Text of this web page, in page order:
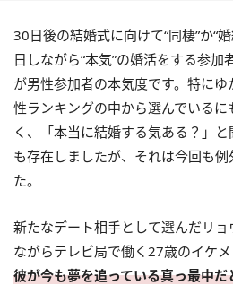
30日後の結婚式に向けて“同棲”か“
日しながら“本気”の婚活をする参
が男性参加者の本気度です。特に
性ランキングの中から選んでいる
く、「本当に結婚する気ある？」
も存在しましたが、それは今回も
た。
新たなデート相手として選んだリ
ながらテレビ局で働く27歳のイケ
彼が今も夢を追っている真っ最中だ